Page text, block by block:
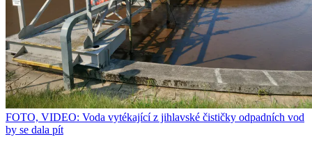
FOTO, VIDEO: Voda vytékající z jihlavské čističky odpadních vod
by se dala pít